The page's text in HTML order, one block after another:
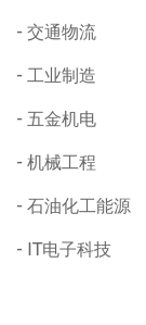
交通物流
工业制造
五金机电
机械工程
石油化工能源
IT电子科技